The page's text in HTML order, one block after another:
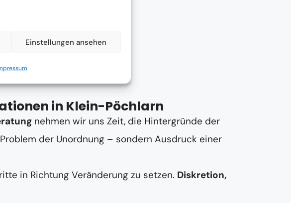
Einstellungen ansehen
in Klein-Pöchlarn
nehmen wir uns Zeit, die Hintergründe der
der Unordnung – sondern Ausdruck einer
in Richtung Veränderung zu setzen. Diskretion,